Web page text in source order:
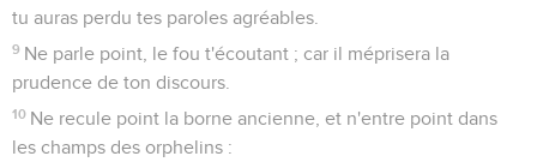
tu auras perdu tes paroles agréables.
9 Ne parle point, le fou t'écoutant ; car il méprisera la
prudence de ton discours.
10 Ne recule point la borne ancienne, et n'entre point dans
les champs des orphelins :